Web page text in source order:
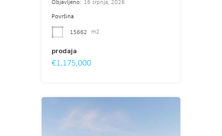
Objavljeno: 16 srpnja, 2026
Površina
15662 m2
prodaja
€1,175,000